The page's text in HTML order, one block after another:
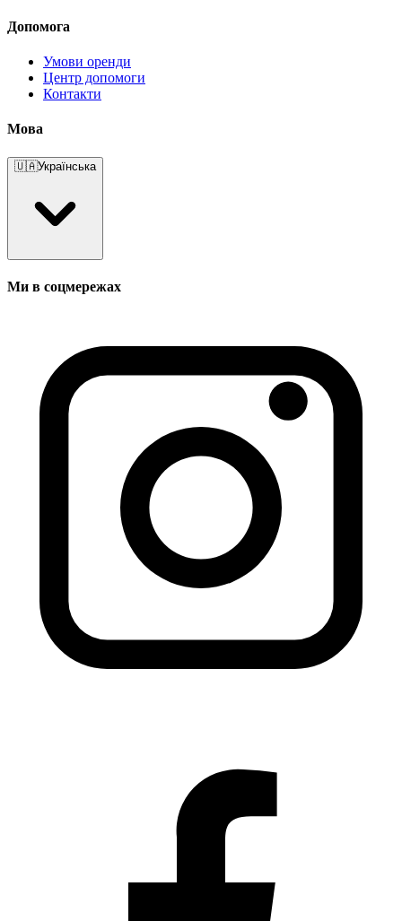
Допомога
Умови оренди
Центр допомоги
Контакти
Мова
🇺🇦Українська
Ми в соцмережах